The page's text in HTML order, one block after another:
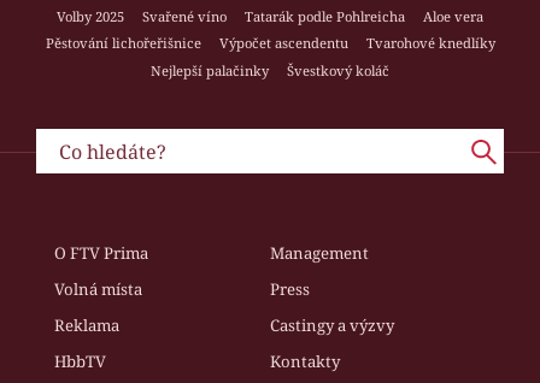
Volby 2025
Svařené víno Tatarák podle Pohlreicha
Aloe vera
Pěstování lichořeřišnice
Výpočet ascendentu
Tvarohové knedlíky
Nejlepší palačinky
Švestkový koláč
O FTV Prima
Management
Volná místa
Press
Reklama
Castingy a výzvy
HbbTV
Kontakty